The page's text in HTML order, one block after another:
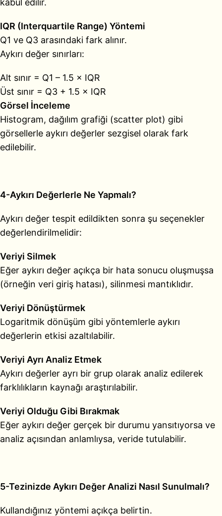
kabul edilir.
IQR (Interquartile Range) Yöntemi
Q1 ve Q3 arasındaki fark alınır.
Aykırı değer sınırları:
Alt sınır = Q1 – 1.5 × IQR
Üst sınır = Q3 + 1.5 × IQR
Görsel İnceleme
Histogram, dağılım grafiği (scatter plot) gibi
görsellerle aykırı değerler sezgisel olarak fark
edilebilir.
4-Aykırı Değerlerle Ne Yapmalı?
Aykırı değer tespit edildikten sonra şu seçenekler
değerlendirilmelidir:
Veriyi Silmek
Eğer aykırı değer açıkça bir hata sonucu oluşmuşsa
(örneğin veri giriş hatası), silinmesi mantıklıdır.
Veriyi Dönüştürmek
Logaritmik dönüşüm gibi yöntemlerle aykırı
değerlerin etkisi azaltılabilir.
Veriyi Ayrı Analiz Etmek
Aykırı değerler ayrı bir grup olarak analiz edilerek
farklılıkların kaynağı araştırılabilir.
Veriyi Olduğu Gibi Bırakmak
Eğer aykırı değer gerçek bir durumu yansıtıyorsa ve
analiz açısından anlamlıysa, veride tutulabilir.
5-Tezinizde Aykırı Değer Analizi Nasıl Sunulmalı?
Kullandığınız yöntemi açıkça belirtin.